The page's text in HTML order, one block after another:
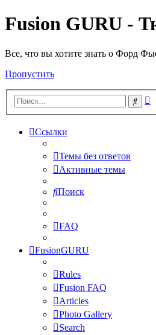
Fusion GURU -
Все, что вы хотите знать о Форд
Пропустить
Поиск
Ссылки
Темы без ответов
Активные темы
Поиск
FAQ
FusionGURU
Rules
Fusion FAQ
Articles
Photo Gallery
Search